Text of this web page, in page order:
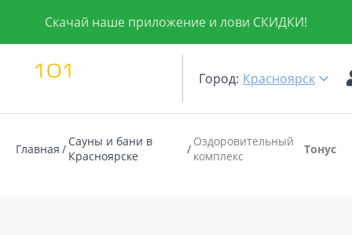
Скачай наше приложение и лови СКИДКИ!
Город: Красноярск
Главная
Сауны и бани в
Красноярске
Оздоровительный
комплекс
Тонус